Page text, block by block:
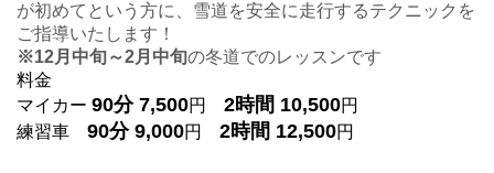
が初めてという方に、雪道を安全に走行するテクニックを
ご指導いたします！
※12月中旬～2月中旬の冬道でのレッスンです
料金
マイカー 90分 7,500円 2時間 10,500円
練習車 90分 9,000円 2時間 12,500円